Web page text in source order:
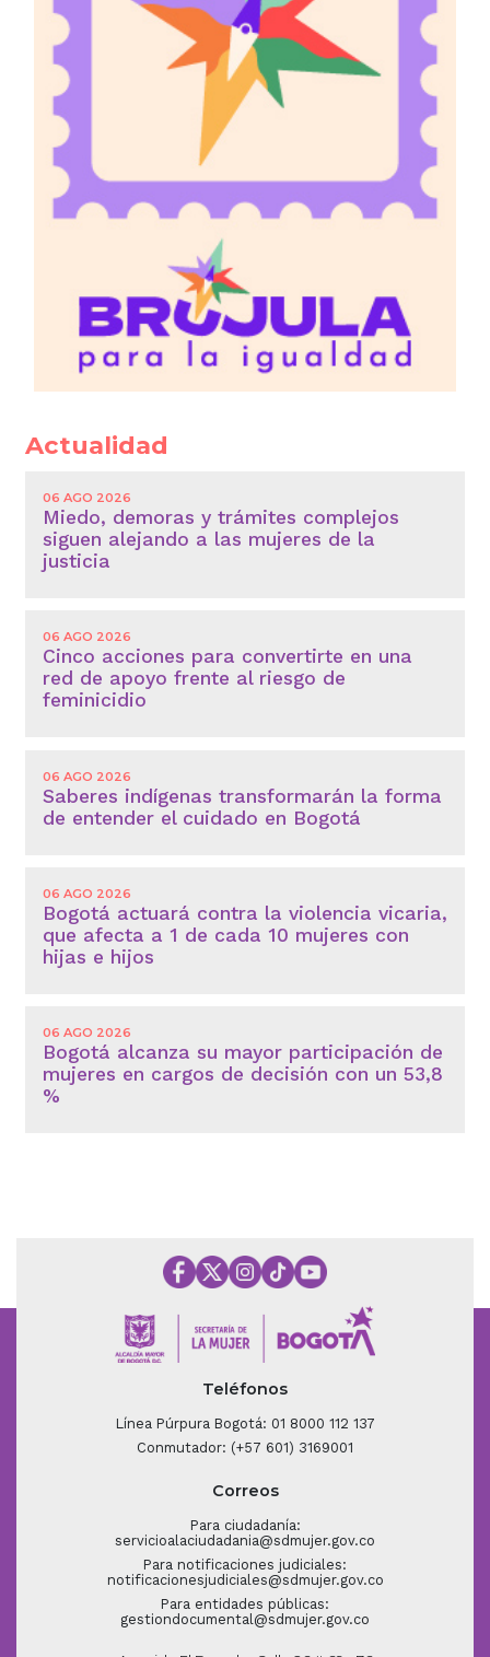
Actualidad
06 AGO 2026
Miedo, demoras y trámites complejos
siguen alejando a las mujeres de la
justicia
06 AGO 2026
Cinco acciones para convertirte en una
red de apoyo frente al riesgo de
feminicidio
06 AGO 2026
Saberes indígenas transformarán la forma
de entender el cuidado en Bogotá
06 AGO 2026
Bogotá actuará contra la violencia vicaria,
que afecta a 1 de cada 10 mujeres con
hijas e hijos
06 AGO 2026
Bogotá alcanza su mayor participación de
mujeres en cargos de decisión con un 53,8
%
Teléfonos
Línea Púrpura Bogotá: 01 8000 112 137
Conmutador: (+57 601) 3169001
Correos
Para ciudadanía:
servicioalaciudadania@sdmujer.gov.co
Para notificaciones judiciales:
notificacionesjudiciales@sdmujer.gov.co
Para entidades públicas:
gestiondocumental@sdmujer.gov.co